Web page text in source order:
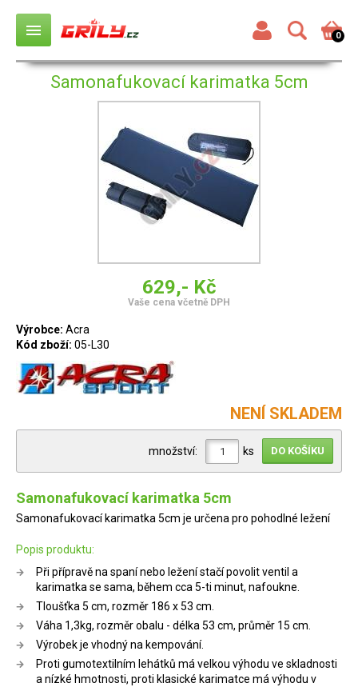
0
menu
Samonafukovací karimatka 5cm
629,- Kč
Vaše cena včetně DPH
Výrobce: Acra
Kód zboží: 05-L30
NENÍ SKLADEM
množství: ks
Samonafukovací karimatka 5cm
Samonafukovací karimatka 5cm je určena pro pohodlné ležení
Popis produktu:
Při přípravě na spaní nebo ležení stačí povolit ventil a
karimatka se sama, během cca 5-ti minut, nafoukne.
Tloušťka 5 cm, rozměr 186 x 53 cm.
Váha 1,3kg, rozměr obalu - délka 53 cm, průměr 15 cm.
Výrobek je vhodný na kempování.
Proti gumotextilním lehátků má velkou výhodu ve skladnosti
a nízké hmotnosti, proti klasické karimatce má výhodu v